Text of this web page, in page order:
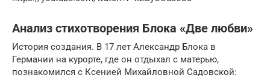
Анализ стихотворения Блока «Две любви»
История создания. В 17 лет Александр Блока в
Германии на курорте, где он отдыхал с матерью,
познакомился с Ксенией Михайловной Садовской: